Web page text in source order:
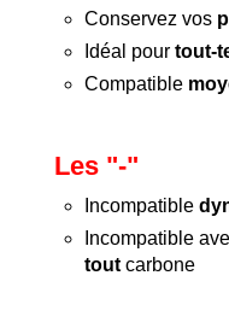
Conservez vos
Idéal pour tout-
Compatible
Les "-"
Incompatible
Incompatible
tout carbone